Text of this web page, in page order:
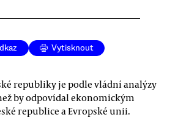
Vytisknout
republiky je podle vládní analýzy
by odpovídal ekonomickým
republice a Evropské unii.